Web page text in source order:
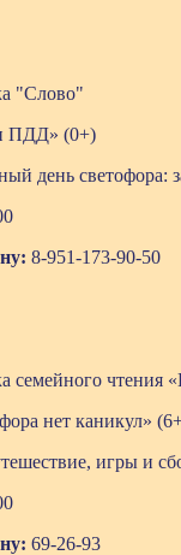
"Слово"
ПДД» (0+)
день светофора:
8-951-173-90-50
семейного чтения
нет каникул»
игры и
69-26-93